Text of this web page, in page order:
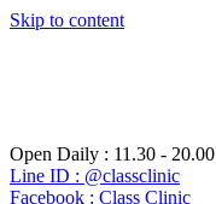
Skip to content
Open Daily : 11.30 - 20.00
Line ID : @classclinic​
Facebook : Class Clinic